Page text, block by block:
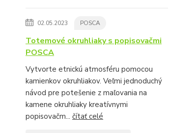
02.05.2023 POSCA
Totemové okruhliaky s popisovačmi
POSCA
Vytvorte etnickú atmosféru pomocou
kamienkov okruhliakov. Veľmi jednoduchý
návod pre potešenie z maľovania na
kamene okruhliaky kreatívnymi
popisovačm... čítať celé